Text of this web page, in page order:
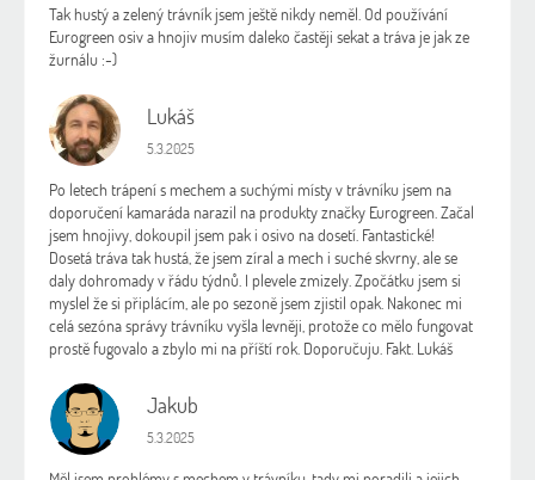
Tak hustý a zelený trávník jsem ještě nikdy neměl. Od používání
Eurogreen osiv a hnojiv musím daleko častěji sekat a tráva je jak ze
žurnálu :-)
L Lukáš
Hodnocení obchodu je 5 z 5 hvězdiček.
5.3.2025
Po letech trápení s mechem a suchými místy v trávníku jsem na
doporučení kamaráda narazil na produkty značky Eurogreen. Začal
jsem hnojivy, dokoupil jsem pak i osivo na dosetí. Fantastické!
Dosetá tráva tak hustá, že jsem zíral a mech i suché skvrny, ale se
daly dohromady v řádu týdnů. I plevele zmizely. Zpočátku jsem si
myslel že si připlácím, ale po sezoně jsem zjistil opak. Nakonec mi
celá sezóna správy trávníku vyšla levněji, protože co mělo fungovat
prostě fugovalo a zbylo mi na příští rok. Doporučuju. Fakt. Lukáš
J Jakub
Hodnocení obchodu je 5 z 5 hvězdiček.
5.3.2025